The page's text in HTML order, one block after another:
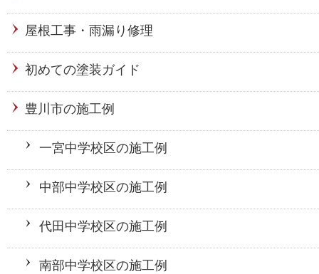
屋根工事・雨漏り修理
初めての塗装ガイド
豊川市の施工例
一宮中学校区の施工例
中部中学校区の施工例
代田中学校区の施工例
南部中学校区の施工例